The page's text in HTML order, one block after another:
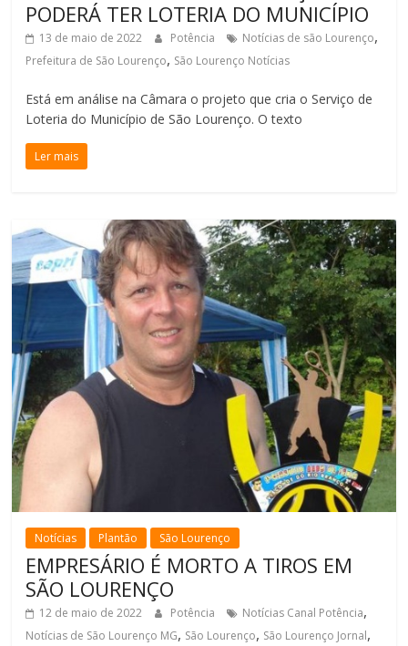
PODERÁ TER LOTERIA DO MUNICÍPIO
13 de maio de 2022 Potência Notícias de são Lourenço,
Prefeitura de São Lourenço, São Lourenço Notícias
Está em análise na Câmara o projeto que cria o Serviço de
Loteria do Município de São Lourenço. O texto
Ler mais
Notícias Plantão São Lourenço
EMPRESÁRIO É MORTO A TIROS EM
SÃO LOURENÇO
12 de maio de 2022 Potência Notícias Canal Potência,
Notícias de São Lourenço MG, São Lourenço, São Lourenço Jornal,